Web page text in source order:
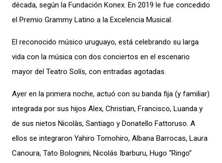
década, según la Fundación Konex. En 2019 le fue concedido
el Premio Grammy Latino a la Excelencia Musical.
El reconocido músico uruguayo, está celebrando su larga
vida con la música con dos conciertos en el escenario
mayor del Teatro Solís, con entradas agotadas.
Ayer en la primera noche, actuó con su banda fija (y familiar)
integrada por sus hijos Alex, Christian, Francisco, Luanda y
de sus nietos Nicolàs, Santiago y Donatello Fattoruso. A
ellos se integraron Yahiro Tomohiro, Albana Barrocas, Laura
Canoura, Tato Bolognini, Nicolás Ibarburu, Hugo “Ringo”